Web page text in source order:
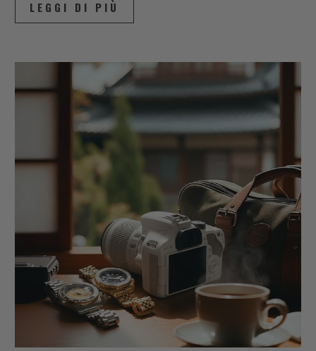
LEGGI DI PIÙ